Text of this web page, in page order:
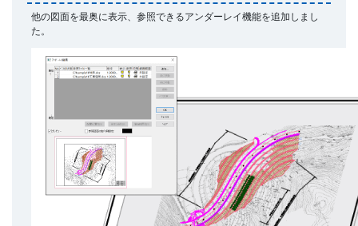
他の図面を最奥に表示、参照できるアンダーレイ機能を追加しまし
た。